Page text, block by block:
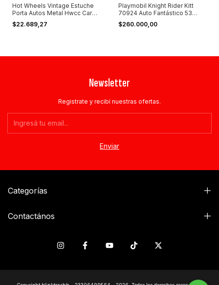
Hot Wheels Vintage Estuche
Porta Autos Metal Hwcc Car
Case
$22.689,27
Playmobil Knight Rider Kitt
70924 Auto Fantástico 53
Piezas
$260.000,00
Newsletter
Registrate y recibí nuestras ofertas.
Categorías
Contactános